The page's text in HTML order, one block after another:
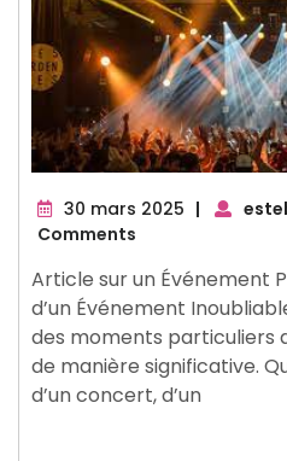
30 mars 2025 30
|
Comments
Article sur un Événement
d’un Événement
des moments particuliers
de manière significative.
d’un concert, d’un